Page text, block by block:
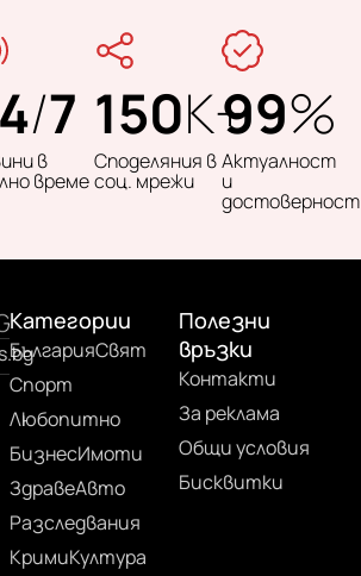
/7
в
време
150K+
Споделяния в
соц. мрежи
99%
Актуалност
и
достоверност
Категории
БългарияСвят
Спорт
Любопитно
БизнесИмоти
ЗдравеАвто
Разследвания
КримиКултура
Полезни
връзки
Контакти
За реклама
Общи условия
Бисквитки